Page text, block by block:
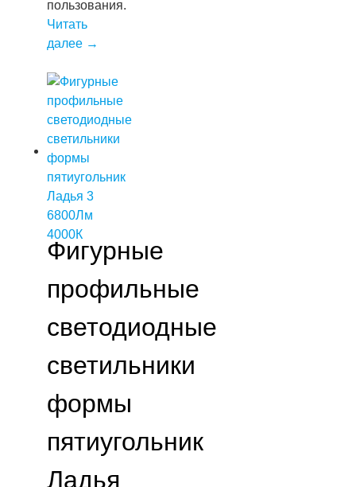
пользования.
Читать
далее →
Фигурные
профильные
светодиодные
светильники
формы
пятиугольник
Ладья